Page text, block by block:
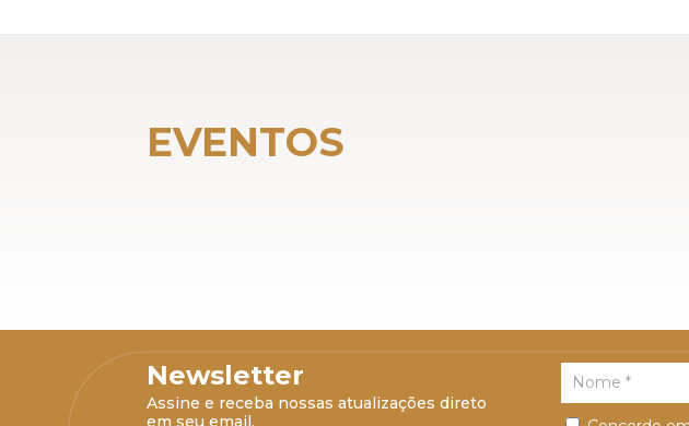
EVENTOS
Newsletter
Assine e receba nossas atualizações direto
em seu email.